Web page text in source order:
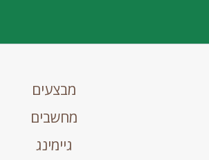
מבצעים
מחשבים
גיימינג